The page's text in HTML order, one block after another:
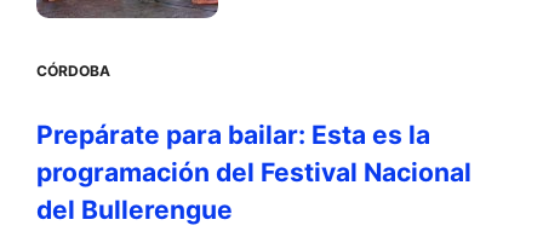
CÓRDOBA
Prepárate para bailar: Esta es la
programación del Festival Nacional
del Bullerengue